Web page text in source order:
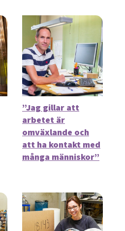
”Jag gillar att
arbetet är
omväxlande och
att ha kontakt med
många människor”